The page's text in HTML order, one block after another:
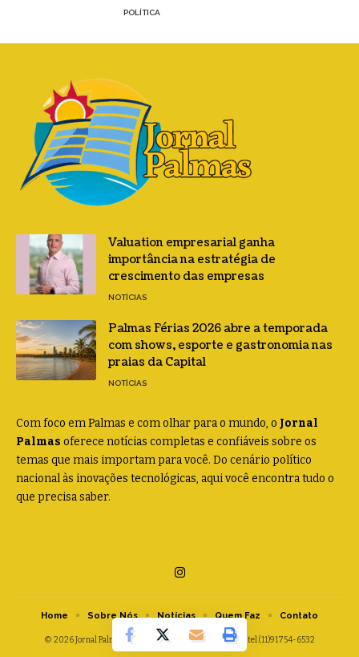
POLÍTICA
Valuation empresarial ganha
importância na estratégia de
crescimento das empresas
NOTÍCIAS
Palmas Férias 2026 abre a temporada
com shows, esporte e gastronomia nas
praias da Capital
NOTÍCIAS
Com foco em Palmas e com olhar para o mundo, o Jornal
Palmas oferece notícias completas e confiáveis sobre os
temas que mais importam para você. Do cenário político
nacional às inovações tecnológicas, aqui você encontra tudo o
que precisa saber.
© 2026 Jornal Palmas - contato@jornalpalmas.com.br - tel.(11)91754-6532
Home Sobre Nós Notícias Quem Faz Contato